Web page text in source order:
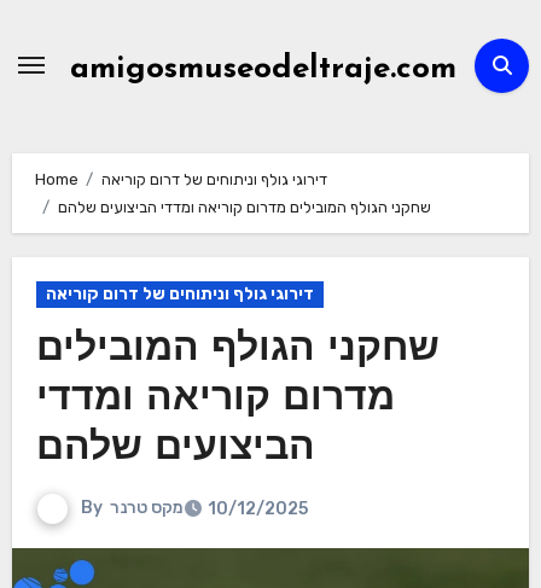
contentamigosmuseodeltraje.com
Home
דירוגי גולף וניתוחים של דרום קוריאה
שחקני הגולף המובילים מדרום קוריאה ומדדי הביצועים שלהם
דירוגי גולף וניתוחים של דרום קוריאה
שחקני הגולף המובילים
מדרום קוריאה ומדדי
הביצועים שלהם
By מקס טרנר 10/12/2025